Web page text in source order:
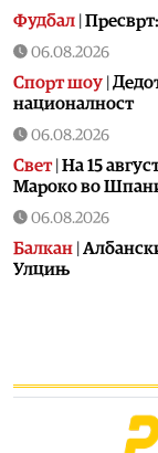
Фудбал
06.08.2026
Спорт шоу
националност
06.08.2026
Свет| На 15
Мароко во
06.08.2026
Балкан
Улцињ
06.08.2026
Демографската